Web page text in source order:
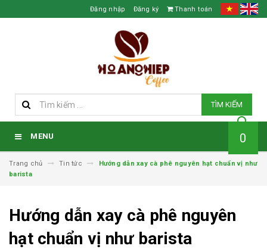
Đăng nhập Đăng ký Thanh toán
TÌM KIẾM
MENU 0
Trang chủ Tin tức
Hướng dẫn xay cà phê nguyên hạt chuẩn vị như
barista
Hướng dẫn xay cà phê nguyên
hạt chuẩn vị như barista